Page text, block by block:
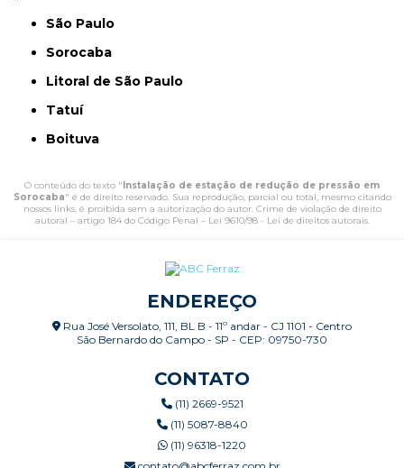
São Paulo
Sorocaba
Litoral de São Paulo
Tatuí
Boituva
O conteúdo do texto "Instalação de estação de redução de pressão em
Sorocaba" é de direito reservado. Sua reprodução, parcial ou total, mesmo citando
nossos links, é proibida sem a autorização do autor. Crime de violação de direito
autoral – artigo 184 do Código Penal – Lei 9610/98 - Lei de direitos autorais.
ENDEREÇO
Rua José Versolato, 111, BL B - 11º andar - CJ 1101 - Centro
São Bernardo do Campo - SP - CEP: 09750-730
CONTATO
(11) 2669-9521
(11) 5087-8840
(11) 96318-1220